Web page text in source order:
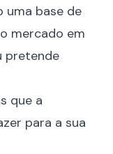
uma base de
mercado em
pretende
que a
para a sua